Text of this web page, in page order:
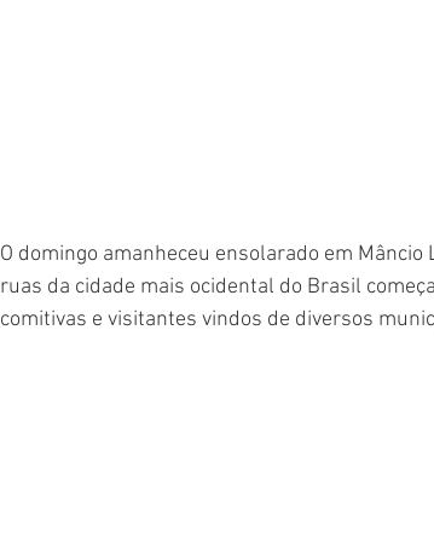
O domingo amanheceu ensolarado em
ruas da cidade mais ocidental do Brasil
comitivas e visitantes vindos de diversos